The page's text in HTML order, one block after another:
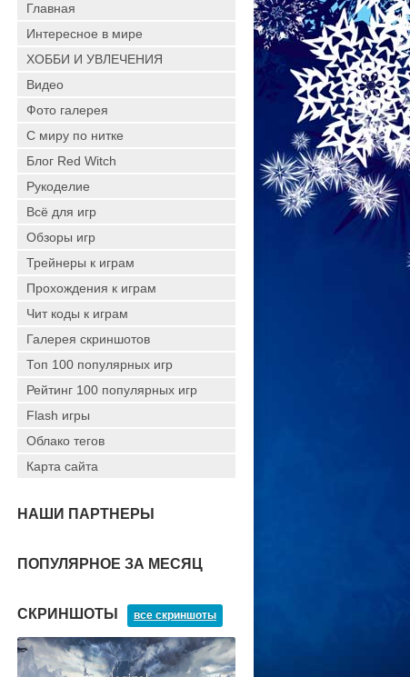
Главная
Интересное в мире
ХОББИ И УВЛЕЧЕНИЯ
Видео
Фото галерея
С миру по нитке
Блог Red Witch
Рукоделие
Всё для игр
Обзоры игр
Трейнеры к играм
Прохождения к играм
Чит коды к играм
Галерея скриншотов
Топ 100 популярных игр
Рейтинг 100 популярных игр
Flash игры
Облако тегов
Карта сайта
НАШИ ПАРТНЕРЫ
ПОПУЛЯРНОЕ ЗА МЕСЯЦ
СКРИНШОТЫ все скриншоты